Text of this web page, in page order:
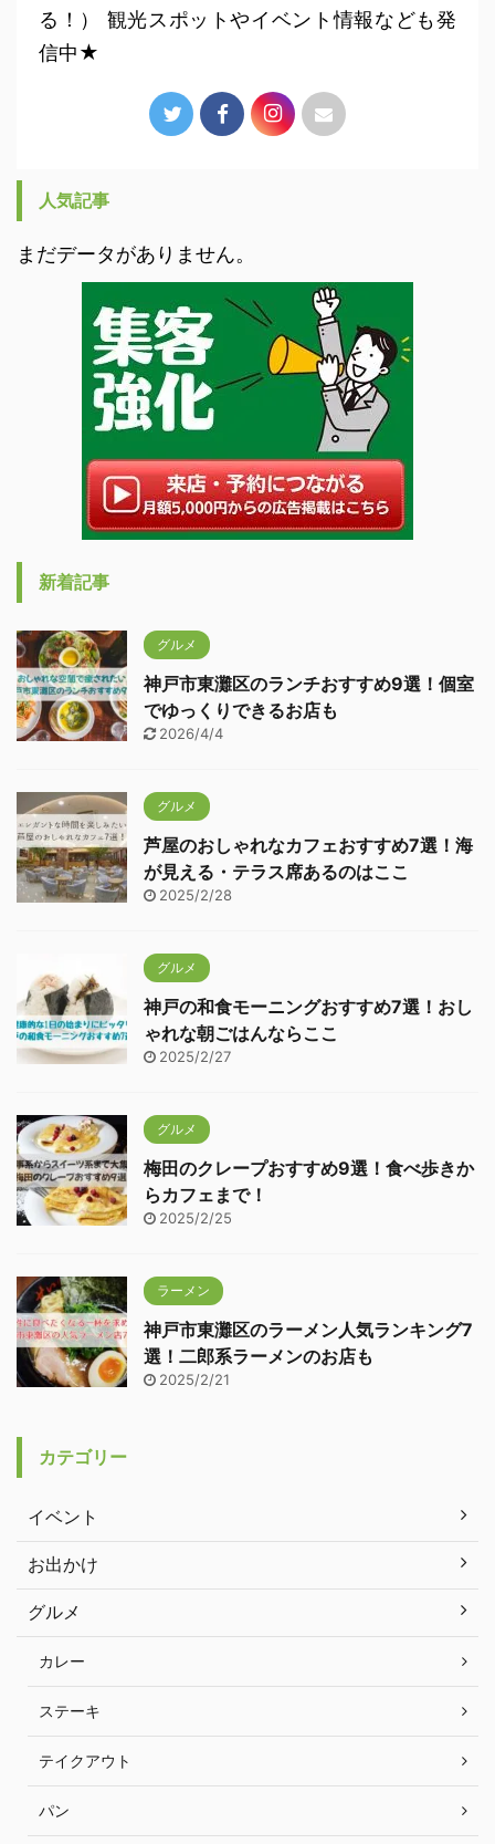
る！） 観光スポットやイベント情報なども発
信中★
人気記事
まだデータがありません。
新着記事
グルメ
神戸市東灘区のランチおすすめ9選！個室
でゆっくりできるお店も
2026/4/4
グルメ
芦屋のおしゃれなカフェおすすめ7選！海
が見える・テラス席あるのはここ
2025/2/28
グルメ
神戸の和食モーニングおすすめ7選！おし
ゃれな朝ごはんならここ
2025/2/27
グルメ
梅田のクレープおすすめ9選！食べ歩きか
らカフェまで！
2025/2/25
ラーメン
神戸市東灘区のラーメン人気ランキング7
選！二郎系ラーメンのお店も
2025/2/21
カテゴリー
イベント
お出かけ
グルメ
カレー
ステーキ
テイクアウト
パン